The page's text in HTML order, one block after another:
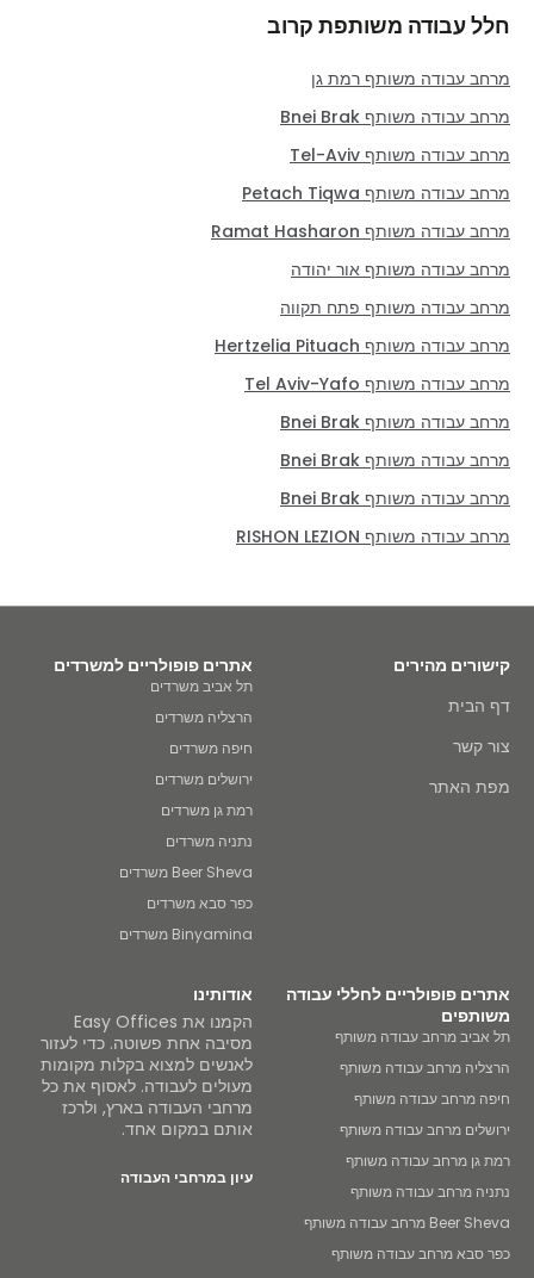
חלל עבודה משותפת קרוב
מרחב עבודה משותף רמת גן
מרחב עבודה משותף Bnei Brak
מרחב עבודה משותף Tel-Aviv
מרחב עבודה משותף Petach Tiqwa
מרחב עבודה משותף Ramat Hasharon
מרחב עבודה משותף אור יהודה
מרחב עבודה משותף פתח תקווה
מרחב עבודה משותף Hertzelia Pituach
מרחב עבודה משותף Tel Aviv-Yafo
מרחב עבודה משותף Bnei Brak
מרחב עבודה משותף Bnei Brak
מרחב עבודה משותף Bnei Brak
מרחב עבודה משותף RISHON LEZION
קישורים מהירים
דף הבית
צור קשר
מפת האתר
אתרים פופולריים למשרדים
תל אביב משרדים
הרצליה משרדים
חיפה משרדים
ירושלים משרדים
רמת גן משרדים
נתניה משרדים
Beer Sheva משרדים
כפר סבא משרדים
Binyamina משרדים
אתרים פופולריים לחללי עבודה
משותפים
תל אביב מרחב עבודה משותף
הרצליה מרחב עבודה משותף
חיפה מרחב עבודה משותף
ירושלים מרחב עבודה משותף
רמת גן מרחב עבודה משותף
נתניה מרחב עבודה משותף
Beer Sheva מרחב עבודה משותף
כפר סבא מרחב עבודה משותף
אודותינו
הקמנו את Easy Offices
מסיבה אחת פשוטה. כדי לעזור
לאנשים למצוא בקלות מקומות
מעולים לעבודה. לאסוף את כל
מרחבי העבודה בארץ, ולרכז
אותם במקום אחד.
עיון במרחבי העבודה